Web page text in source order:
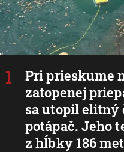
Pri prieskume
zatopenej
sa utopil elitný
potápač. Jeho
z hĺbky 186